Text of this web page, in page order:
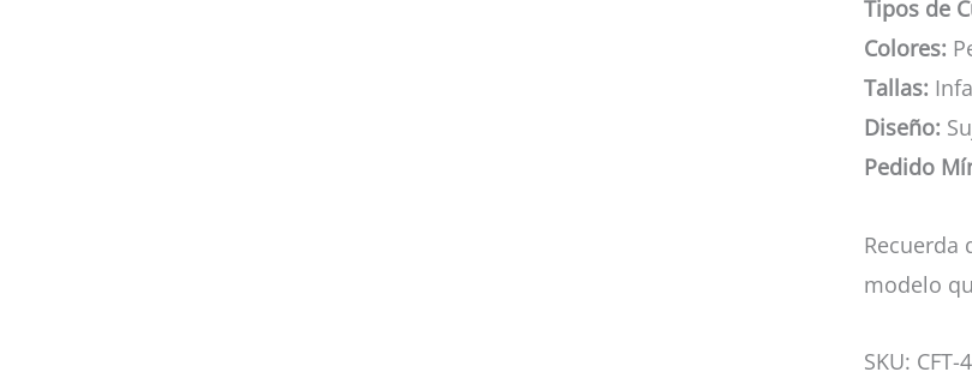
Tipos de
Colores:
Tallas:
Diseño:
Pedido
Recuerda
modelo
SKU: CFT-